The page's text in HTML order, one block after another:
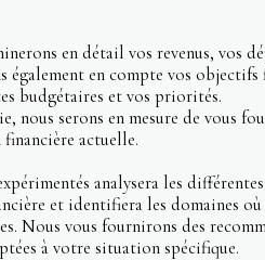
en détail vos revenus, vos
également en compte vos objectifs
budgétaires et vos priorités.
nous serons en mesure de vous
actuelle.
analysera les différentes
et identifiera les domaines où
Nous vous fournirons des
à votre situation spécifique.